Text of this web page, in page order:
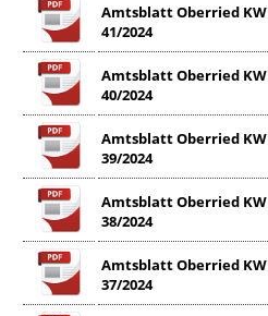
Amtsblatt Oberried KW
41/2024
Amtsblatt Oberried KW
40/2024
Amtsblatt Oberried KW
39/2024
Amtsblatt Oberried KW
38/2024
Amtsblatt Oberried KW
37/2024